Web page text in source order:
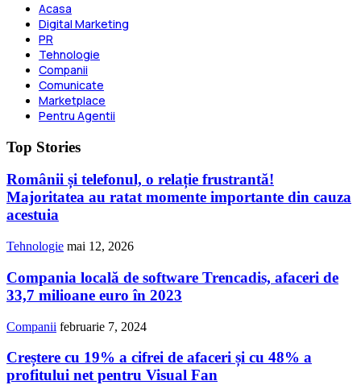
Acasa
Digital Marketing
PR
Tehnologie
Companii
Comunicate
Marketplace
Pentru Agentii
Top Stories
Românii și telefonul, o relație frustrantă!
Majoritatea au ratat momente importante din cauza
acestuia
Tehnologie mai 12, 2026
Compania locală de software Trencadis, afaceri de
33,7 milioane euro în 2023
Companii februarie 7, 2024
Creștere cu 19% a cifrei de afaceri și cu 48% a
profitului net pentru Visual Fan